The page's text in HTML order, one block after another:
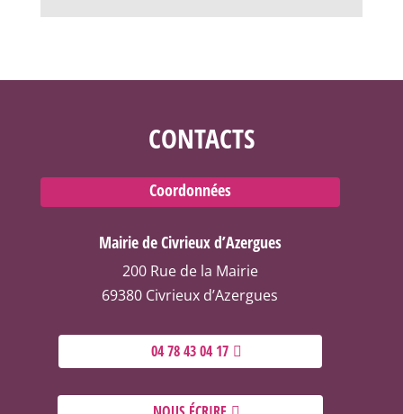
CONTACTS
Coordonnées
Mairie de Civrieux d’Azergues
200 Rue de la Mairie
69380 Civrieux d’Azergues
04 78 43 04 17